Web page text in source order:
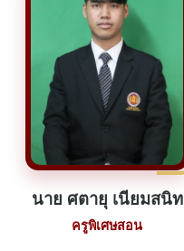
นาย ศตายุ เนียมสนิท
ครูพิเศษสอน